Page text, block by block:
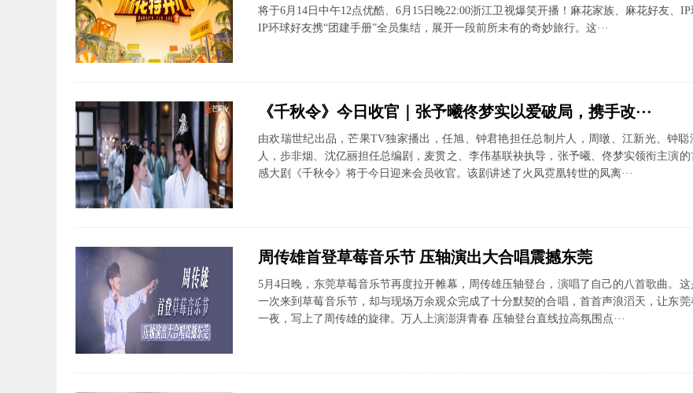
将于6月14日中午12点优酷、6月15日晚22:00浙江卫视爆笑开播！麻花家族、麻花好友、IP
IP环球好友携“团建手册”全员集结，展开一段前所未有的奇妙旅行。这···
《千秋令》今日收官｜张予曦佟梦实以爱破局，携手改···
由欢瑞世纪出品，芒果TV独家播出，任旭、钟君艳担任总制片人，周暾、江新光、钟聪
人，步非烟、沈亿丽担任总编剧，麦贯之、李伟基联袂执导，张予曦、佟梦实领衔主演
感大剧《千秋令》将于今日迎来会员收官。该剧讲述了火凤霓凰转世的凤离···
周传雄首登草莓音乐节 压轴演出大合唱震撼东莞
5月4日晚，东莞草莓音乐节再度拉开帷幕，周传雄压轴登台，演唱了自己的八首歌曲。
一次来到草莓音乐节，却与现场万余观众完成了十分默契的合唱，首首声浪滔天，让东
一夜，写上了周传雄的旋律。万人上演澎湃青春 压轴登台直线拉高氛围点···